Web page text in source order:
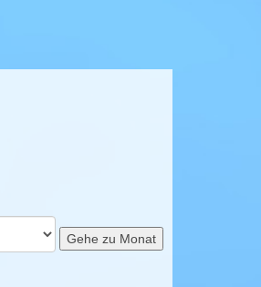
Gehe zu Monat